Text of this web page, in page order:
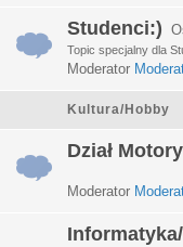
Studenci:)
Topic specjalny dla
Moderator
Kultura/Hobby
Dział
Moderator